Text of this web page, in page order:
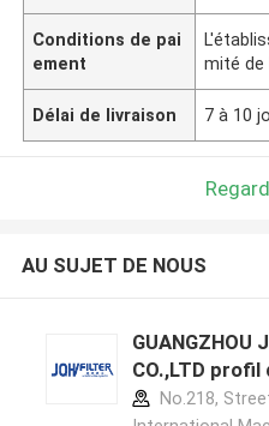
Conditions de pai
ement
mité de
Délai de livraison 7 à 10
AU SUJET DE NOUS
GUANGZHOU
CO.,LTD
No.218,